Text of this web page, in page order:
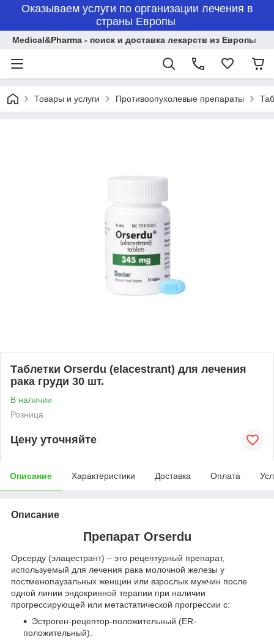
Оказываем услуги по организации лечения в
страны Европы
Medical&Pharma - поиск и доставка лекарств из Европы
Товары и услуги Противоопухолевые препараты
Таблетки Orserdu (elacestrant) для лечения
рака груди 30 шт.
В наличии
Розница
Цену уточняйте
Описание Характеристики Доставка Оплата
Описание
Препарат Orserdu
Орсерду (элацестрант) – это рецептурный препарат,
используемый для лечения рака молочной железы у
постменопаузальных женщин или взрослых мужчин после
одной линии эндокринной терапии при наличии
прогрессирующей или метастатической прогрессии с:
Эстроген-рецептор-положительный (ER-
положительный).